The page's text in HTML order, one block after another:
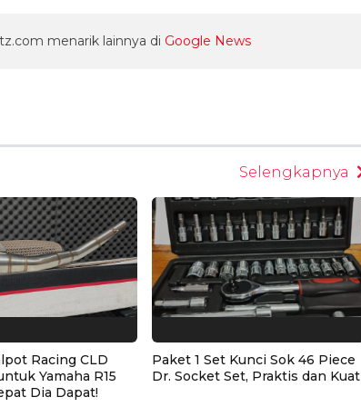
menarik lainnya di Google News
Selengkapnya
Racing CLD
Yamaha R15
Dia Dapat!
Paket 1 Set Kunci Sok 46 Piece
Dr. Socket Set, Praktis dan Kuat